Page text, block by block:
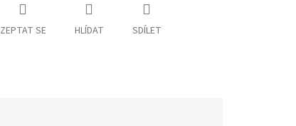
ZEPTAT SE HLÍDAT SDÍLET